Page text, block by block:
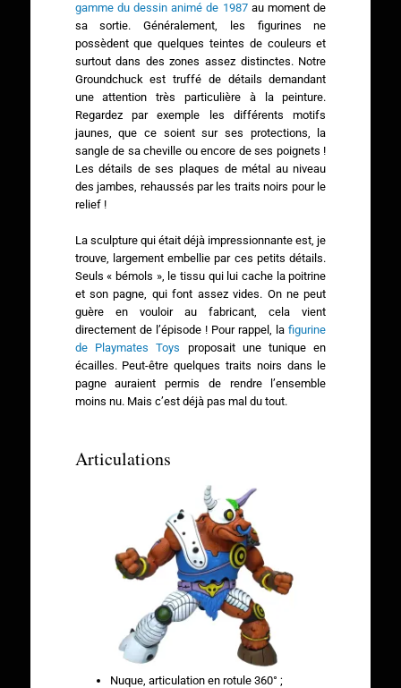
gamme du dessin animé de 1987 au moment de
sa sortie. Généralement, les figurines ne
possèdent que quelques teintes de couleurs et
surtout dans des zones assez distinctes. Notre
Groundchuck est truffé de détails demandant
une attention très particulière à la peinture.
Regardez par exemple les différents motifs
jaunes, que ce soient sur ses protections, la
sangle de sa cheville ou encore de ses poignets !
Les détails de ses plaques de métal au niveau
des jambes, rehaussés par les traits noirs pour le
relief !
La sculpture qui était déjà impressionnante est, je
trouve, largement embellie par ces petits détails.
Seuls « bémols », le tissu qui lui cache la poitrine
et son pagne, qui font assez vides. On ne peut
guère en vouloir au fabricant, cela vient
directement de l’épisode ! Pour rappel, lafigurine
de Playmates Toys proposait une tunique en
écailles. Peut-être quelques traits noirs dans le
pagne auraient permis de rendre l’ensemble
moins nu. Mais c’est déjà pas mal du tout.
Articulations
Nuque, articulation en rotule 360° ;